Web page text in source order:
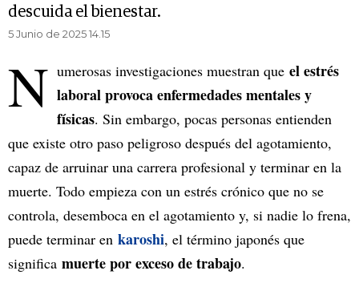
descuida el bienestar.
5 Junio de 2025 14.15
N umerosas investigaciones muestran que el estrés
laboral provoca enfermedades mentales y
físicas. Sin embargo, pocas personas entienden
que existe otro paso peligroso después del agotamiento,
capaz de arruinar una carrera profesional y terminar en la
muerte. Todo empieza con un estrés crónico que no se
controla, desemboca en el agotamiento y, si nadie lo frena,
puede terminar en karoshi, el término japonés que
significa muerte por exceso de trabajo.